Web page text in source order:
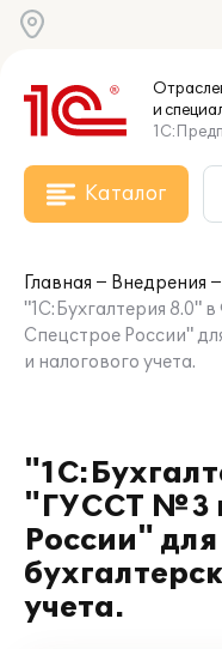
и
Каталог
Главная
Внедрения
"1С:Бухгалтерия
Спецстрое России"
и налогового учета.
"ГУССТ №3
России"
учета.